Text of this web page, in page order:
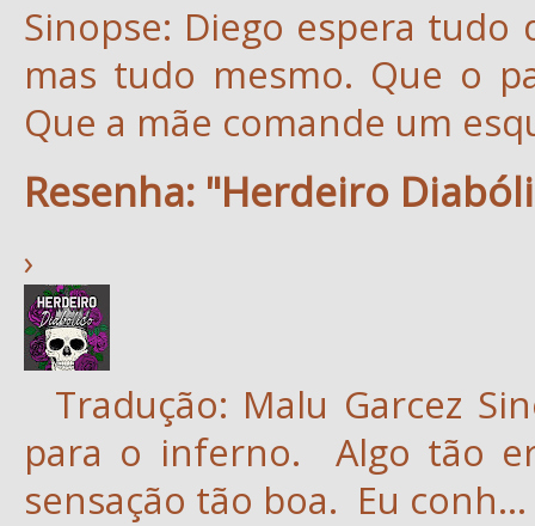
Sinopse: Diego espera
mas tudo mesmo. Que o
Que a mãe comande um
Resenha: "Herdeiro
›
Tradução: Malu Garcez
para o inferno. Algo tão
sensação tão boa. Eu conh...